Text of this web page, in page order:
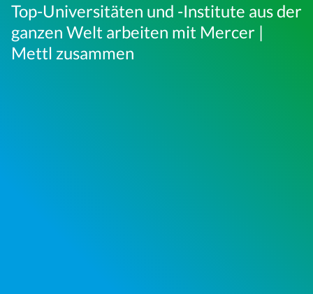
Top-Universitäten und -Institute aus der
ganzen Welt arbeiten mit Mercer |
Mettl zusammen